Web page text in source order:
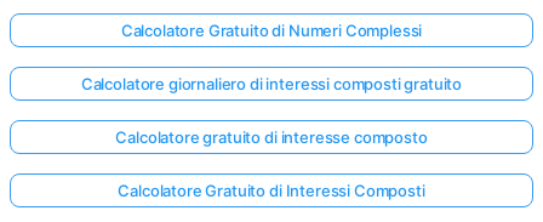
Calcolatore Gratuito di Numeri Complessi
Calcolatore giornaliero di interessi composti gratuito
Calcolatore gratuito di interesse composto
Calcolatore Gratuito di Interessi Composti